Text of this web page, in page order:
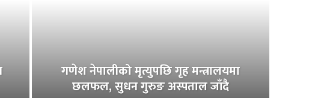
गणेश नेपालीको मृत्युपछि गृह मन्त्रालयमा
छलफल, सुधन गुरुङ अस्पताल जाँदै